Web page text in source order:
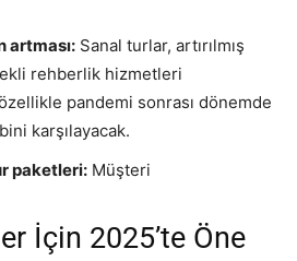
artması: Sanal turlar, artırılmış
rehberlik hizmetleri
pandemi sonrası dönemde
karşılayacak.
paketleri: Müşteri
İçin 2025’te Öne